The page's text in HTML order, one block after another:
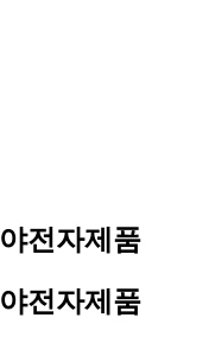
전자제품
전자제품